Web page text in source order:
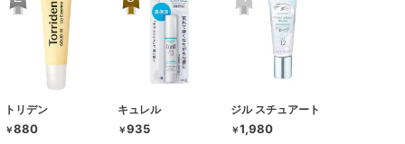
トリデン
￥880
キュレル
￥935
ジル スチュアート
￥1,980